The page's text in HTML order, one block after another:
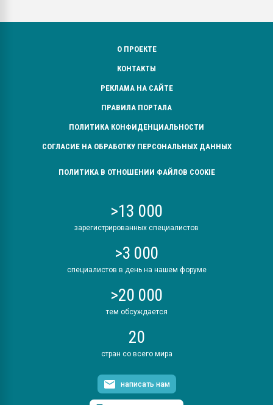
О ПРОЕКТЕ
КОНТАКТЫ
РЕКЛАМА НА САЙТЕ
ПРАВИЛА ПОРТАЛА
ПОЛИТИКА КОНФИДЕНЦИАЛЬНОСТИ
СОГЛАСИЕ НА ОБРАБОТКУ ПЕРСОНАЛЬНЫХ ДАННЫХ
ПОЛИТИКА В ОТНОШЕНИИ ФАЙЛОВ COOKIE
>13 000
зарегистрированных специалистов
>3 000
специалистов в день на нашем форуме
>20 000
тем обсуждается
20
стран со всего мира
написать нам